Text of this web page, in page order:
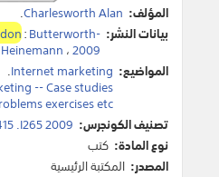
المؤلف: Charlesworth Alan
.
بيانات النشر:
:Butterworth-
Heinemann ،2009
المواضيع: Internet marketing
.
-- Case studies
exercises etc
تصنيف الكونجرس: .I265 2009
نوع المادة: كتب
المصدر: المكتبة الرئيسية